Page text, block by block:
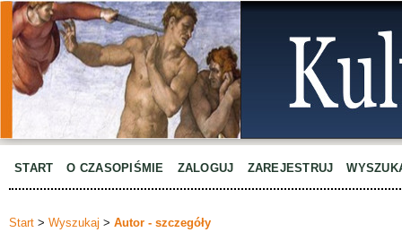
START O CZASOPIŚMIE ZALOGUJ ZAREJESTRUJ
Start > Wyszukaj > Autor - szczegóły